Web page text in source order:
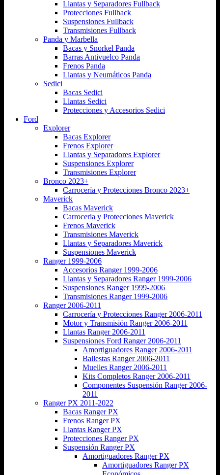
Llantas y Separadores Fullback
Protecciones Fullback
Suspensiones Fullback
Transmisiones Fullback
Panda y Marbella
Bacas y Snorkel Panda
Barras Antivuelco Panda
Frenos Panda
Llantas y Neumáticos Panda
Sedici
Bacas Sedici
Llantas Sedici
Protecciones y Accesorios Sedici
Ford
Explorer
Bacas Explorer
Frenos Explorer
Llantas y Separadores Explorer
Suspensiones Explorer
Transmisiones Explorer
Bronco 2023+
Carrocería y Protecciones Bronco 2023+
Maverick
Bacas Maverick
Carroceria y Protecciones Maverick
Frenos Maverick
Transmisiones Maverick
Llantas y Separadores Maverick
Suspensiones Maverick
Ranger 1999-2006
Accesorios Ranger 1999-2006
Llantas y Separadores Ranger 1999-2006
Suspensiones Ranger 1999-2006
Transmisiones Ranger 1999-2006
Ranger 2006-2011
Carrocería y Protecciones Ranger 2006-2011
Motor y Transmisión Ranger 2006-2011
Llantas Ranger 2006-2011
Suspensiones Ford Ranger 2006-2011
Amortiguadores Ranger 2006-2011
Ballestas Ranger 2006-2011
Muelles Ranger 2006-2011
Kits Completos Ranger 2006-2011
Componentes Suspensión Ranger 2006-
2011
Ranger PX 2011-2022
Bacas Ranger PX
Frenos Ranger PX
Llantas Ranger PX
Protecciones Ranger PX
Suspensión Ranger PX
Amortiguadores Ranger PX
Amortiguadores Ranger PX